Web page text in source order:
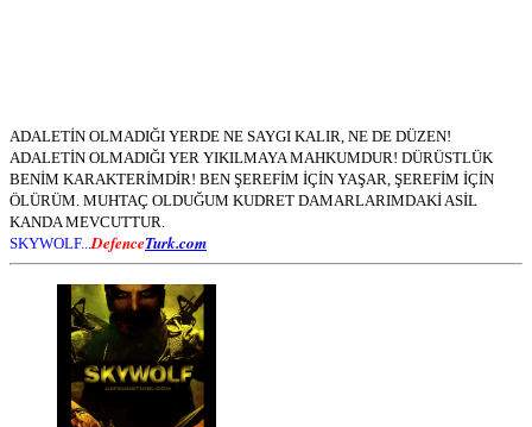
ADALETİN OLMADIĞI YERDE NE SAYGI KALIR, NE DE DÜZEN!
ADALETİN OLMADIĞI YER YIKILMAYA MAHKUMDUR! DÜRÜSTLÜK
BENİM KARAKTERİMDİR! BEN ŞEREFİM İÇİN YAŞAR, ŞEREFİM İÇİN
ÖLÜRÜM. MUHTAÇ OLDUĞUM KUDRET DAMARLARIMDAKİ ASİL
KANDA MEVCUTTUR.
SKYWOLF... DefenceTurk.com